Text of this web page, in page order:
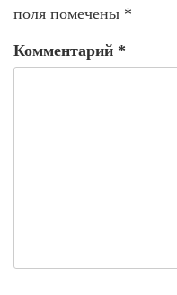
поля помечены *
Комментарий *